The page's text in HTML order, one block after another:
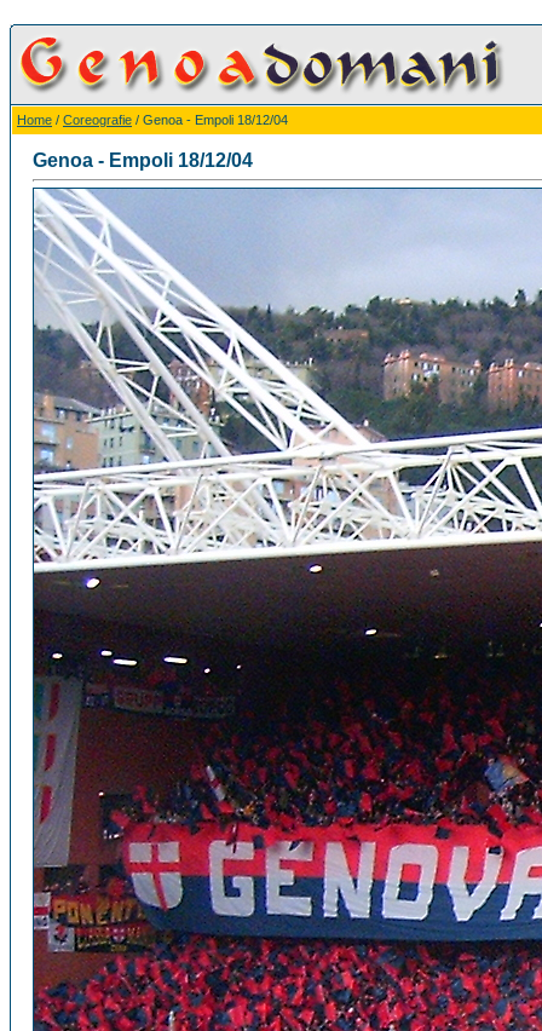
Home / Coreografie / Genoa - Empoli 18/12/04
Genoa - Empoli 18/12/04